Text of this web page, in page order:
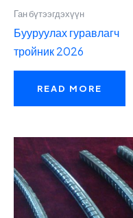
Ган бүтээгдэхүүн
Бууруулах гуравлагч
тройник 2026
READ MORE